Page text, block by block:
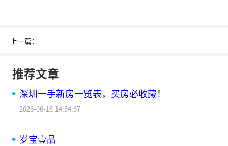
上一篇：
推荐文章
深圳一手新房一览表，买房必收藏！
2026-06-18 14:34:37
岁宝壹品